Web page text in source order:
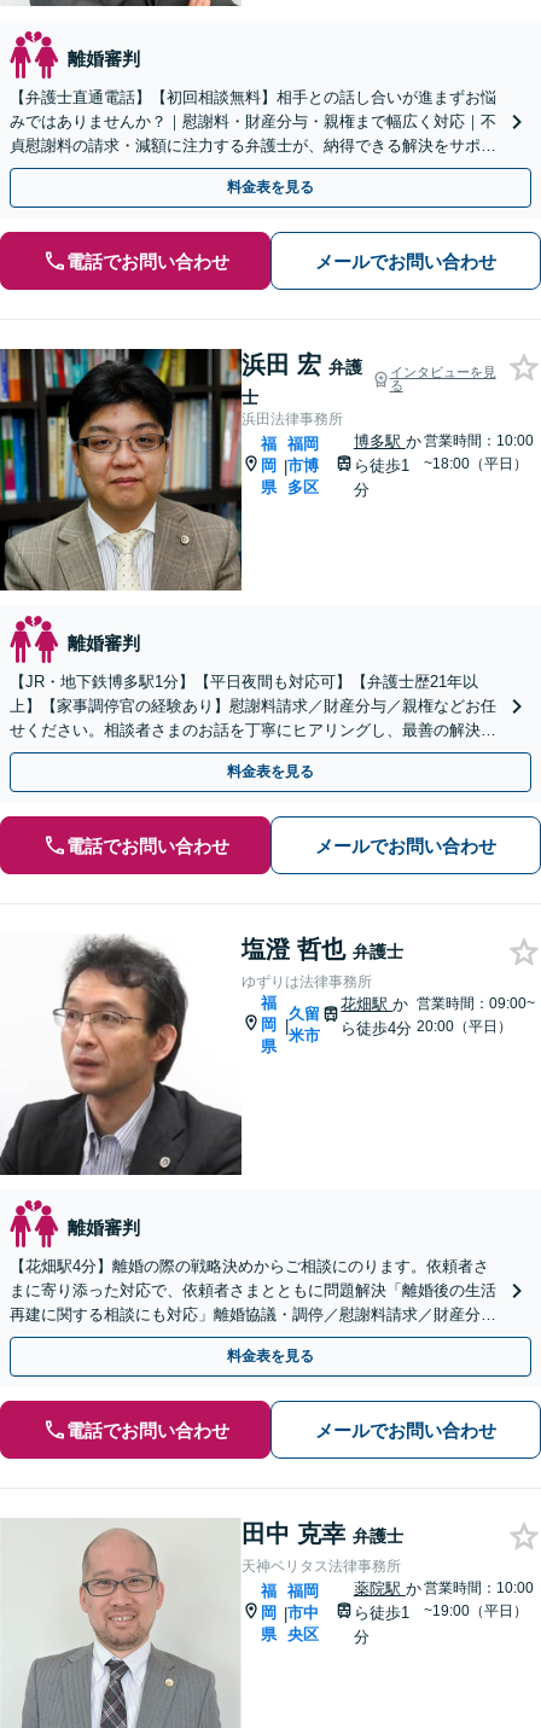
離婚審判
【弁護士直通電話】【初回相談無料】相手との話し合いが進まずお悩
みではありませんか？｜慰謝料・財産分与・親権まで幅広く対応｜不
貞慰謝料の請求・減額に注力する弁護士が、納得できる解決をサポー
トします。【休日・夜間・WEB相談対応】【完全個室】
料金表を見る
電話でお問い合わせ メールでお問い合わせ
浜田 宏 弁護
士
インタビューを見
る
浜田法律事務所
福
岡
県
|
福岡
市博
多区
博多駅 か
ら徒歩1
分
営業時間：10:00
~18:00（平日）
離婚審判
【JR・地下鉄博多駅1分】【平日夜間も対応可】【弁護士歴21年以
上】【家事調停官の経験あり】慰謝料請求／財産分与／親権などお任
せください。相談者さまのお話を丁寧にヒアリングし、最善の解決策
をご提案いたします
料金表を見る
電話でお問い合わせ メールでお問い合わせ
塩澄 哲也 弁護士
ゆずりは法律事務所
福
岡
県
|
久留
米市
花畑駅か
ら徒歩4分
営業時間：09:00~
20:00（平日）
離婚審判
【花畑駅4分】離婚の際の戦略決めからご相談にのります。依頼者さ
まに寄り添った対応で、依頼者さまとともに問題解決「離婚後の生活
再建に関する相談にも対応」離婚協議・調停／慰謝料請求／財産分与
／親権・養育費・面会交流／婚姻費用など【子連れ相談可】
料金表を見る
電話でお問い合わせ メールでお問い合わせ
田中 克幸 弁護士
天神ベリタス法律事務所
福
岡
県
|
福岡
市中
央区
薬院駅 か
ら徒歩1
分
営業時間：10:00
~19:00（平日）